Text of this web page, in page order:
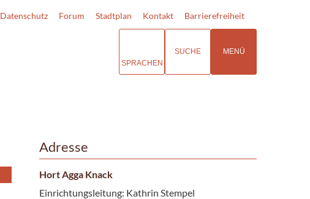
Datenschutz Forum Stadtplan Kontakt Barrierefreiheit
SPRACHEN
SUCHE MENÜ
Adresse
Hort Agga Knack
Einrichtungsleitung: Kathrin Stempel